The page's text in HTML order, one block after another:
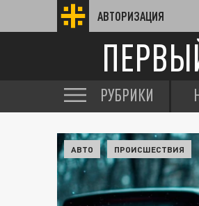
АВТОРИЗАЦИЯ
РУБРИКИ
АВТО ПРОИСШЕСТВИЯ